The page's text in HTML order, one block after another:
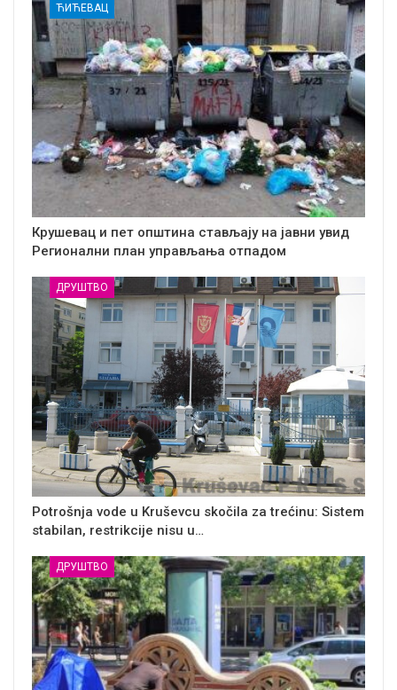
ЋИЋЕВАЦ
Крушевац и пет општина стављају на јавни увид
Регионални план управљања отпадом
ДРУШТВО
Potrošnja vode u Kruševcu skočila za trećinu: Sistem
stabilan, restrikcije nisu u…
ДРУШТВО